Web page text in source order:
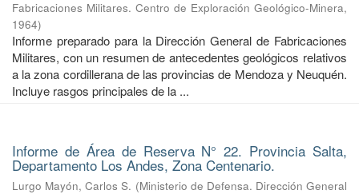
Fabricaciones Militares. Centro de Exploración Geológico-Minera,
1964)
Informe preparado para la Dirección General de Fabricaciones
Militares, con un resumen de antecedentes geológicos relativos
a la zona cordillerana de las provincias de Mendoza y Neuquén.
Incluye rasgos principales de la ...
Informe de Área de Reserva N° 22. Provincia Salta,
Departamento Los Andes, Zona Centenario.
Lurgo Mayón, Carlos S. (Ministerio de Defensa. Dirección General